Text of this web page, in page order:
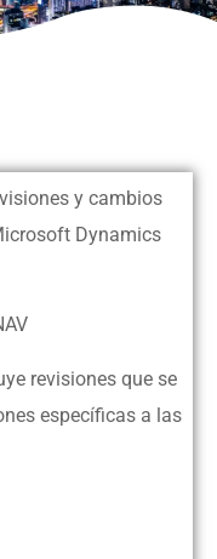
y cambios
Dynamics
revisiones que se
específicas a las